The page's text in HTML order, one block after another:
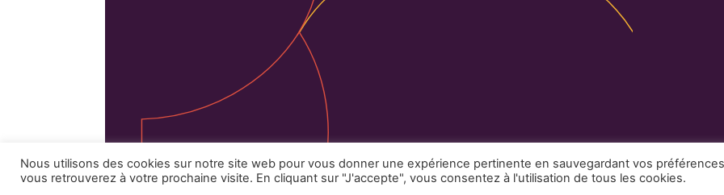
FacebookInstagramMentions Légales Partenaires Contact
Nous utilisons des cookies sur notre site web pour vous donner une expérience pertinente en sauvegardant vos
vous retrouverez à votre prochaine visite. En cliquant sur "J'accepte", vous consentez à l'utilisation de tous les cookies.